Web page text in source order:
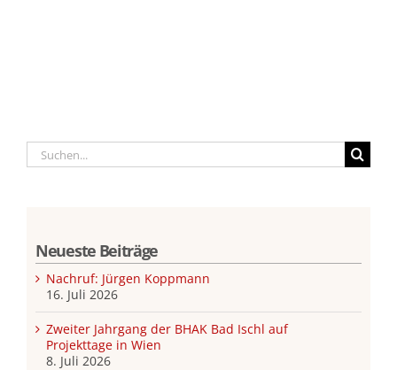
Suche
nach:
Neueste Beiträge
Nachruf: Jürgen Koppmann
16. Juli 2026
Zweiter Jahrgang der BHAK Bad Ischl auf
Projekttage in Wien
8. Juli 2026